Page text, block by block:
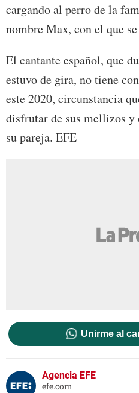
cargando al perro de la
nombre Max, con el que
El cantante español, que
estuvo de gira, no tiene
este 2020, circunstancia
disfrutar de sus mellizos y
su pareja. EFE
Unirme al
Agencia EFE
efe.com